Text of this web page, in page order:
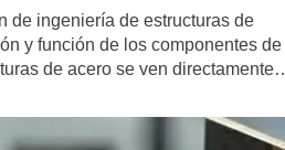
de ingeniería de estructuras de
y función de los componentes de
de acero se ven directamente
adicional, tensión secundaria, etc.